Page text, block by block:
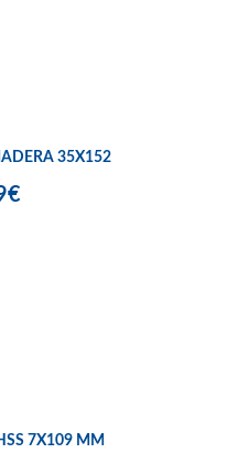
35X152
7X109 MM